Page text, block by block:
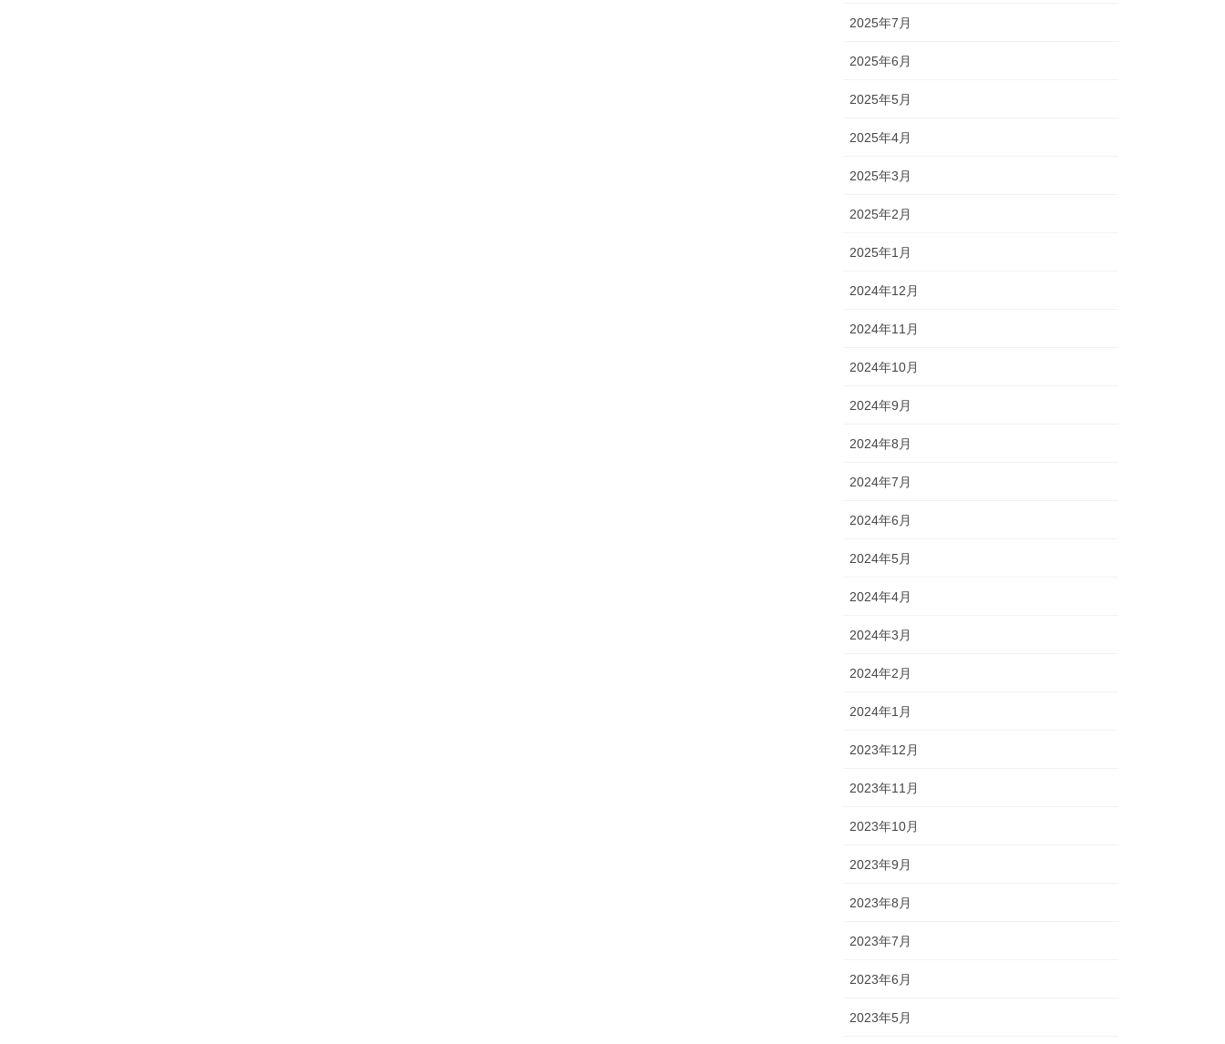
2025年7月
2025年6月
2025年5月
2025年4月
2025年3月
2025年2月
2025年1月
2024年12月
2024年11月
2024年10月
2024年9月
2024年8月
2024年7月
2024年6月
2024年5月
2024年4月
2024年3月
2024年2月
2024年1月
2023年12月
2023年11月
2023年10月
2023年9月
2023年8月
2023年7月
2023年6月
2023年5月